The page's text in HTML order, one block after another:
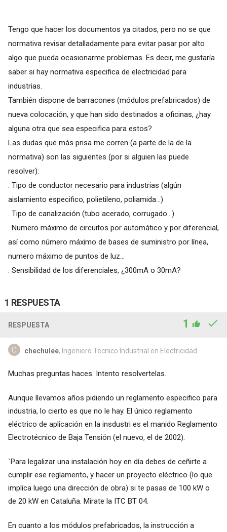
Tengo que hacer los documentos ya citados, pero no se que
normativa revisar detalladamente para evitar pasar por alto
algo que pueda ocasionarme problemas. Es decir, me gustaría
saber si hay normativa especifica de electricidad para
industrias.
También dispone de barracones (módulos prefabricados) de
nueva colocación, y que han sido destinados a oficinas, ¿hay
alguna otra que sea especifica para estos?
Las dudas que más prisa me corren (a parte de la de la
normativa) son las siguientes (por si alguien las puede
resolver):
. Tipo de conductor necesario para industrias (algún
aislamiento especifico, polietileno, poliamida...)
. Tipo de canalización (tubo acerado, corrugado...)
. Numero máximo de circuitos por automático y por diferencial,
así como número máximo de bases de suministro por línea,
numero máximo de puntos de luz...
. Sensibilidad de los diferenciales, ¿300mA o 30mA?
1 RESPUESTA
RESPUESTA 1
chechulee, Ingeniero Tecnico Industrial en Electricidad
Muchas preguntas haces. Intento resolvertelas.
Aunque llevamos años pidiendo un reglamento especifico para
industria, lo cierto es que no le hay. El único reglamento
eléctrico de aplicación en la insdustri es el manido Reglamento
Electrotécnico de Baja Tensión (el nuevo, el de 2002).
`Para legalizar una instalación hoy en día debes de ceñirte a
cumplir ese reglamento, y hacer un proyecto eléctrico (lo que
implica luego una dirección de obra) si te pasas de 100 kW o
de 20 kW en Cataluña. Mirate la ITC BT 04.
En cuanto a los módulos prefabricados, la instrucción a